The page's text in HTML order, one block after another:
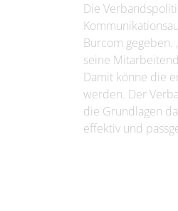
Die
Burcom
seine
Damit könne die
werden. Der
die Grundlagen
effektiv und